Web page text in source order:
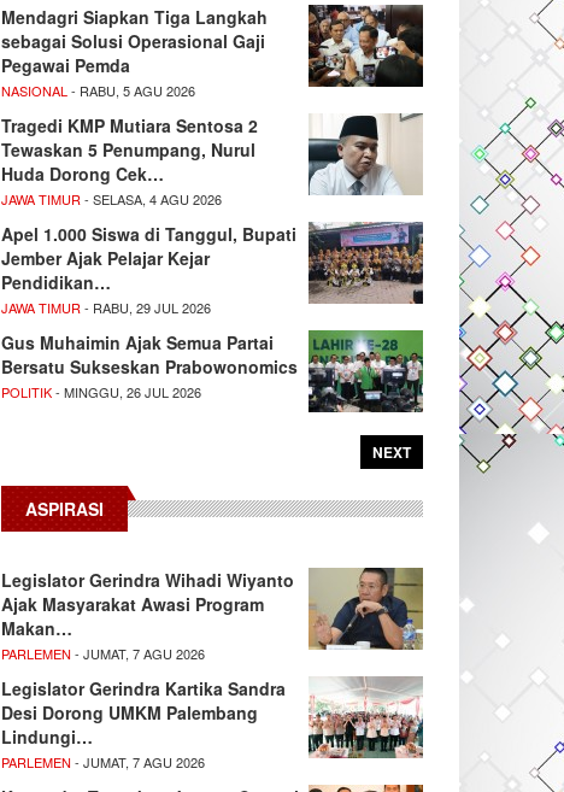
Mendagri Siapkan Tiga Langkah
sebagai Solusi Operasional Gaji
Pegawai Pemda
NASIONAL - RABU, 5 AGU 2026
Tragedi KMP Mutiara Sentosa 2
Tewaskan 5 Penumpang, Nurul
Huda Dorong Cek…
JAWA TIMUR - SELASA, 4 AGU 2026
Apel 1.000 Siswa di Tanggul, Bupati
Jember Ajak Pelajar Kejar
Pendidikan…
JAWA TIMUR - RABU, 29 JUL 2026
Gus Muhaimin Ajak Semua Partai
Bersatu Sukseskan Prabowonomics
POLITIK- MINGGU, 26 JUL 2026
NEXT
ASPIRASI
Legislator Gerindra Wihadi Wiyanto
Ajak Masyarakat Awasi Program
Makan…
PARLEMEN - JUMAT, 7 AGU 2026
Legislator Gerindra Kartika Sandra
Desi Dorong UMKM Palembang
Lindungi…
PARLEMEN - JUMAT, 7 AGU 2026